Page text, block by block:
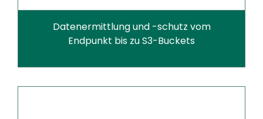
Datenermittlung und -schutz vom
Endpunkt bis zu S3-Buckets